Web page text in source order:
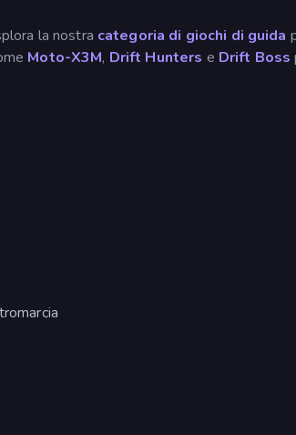
la nostra categoria di giochi di guida
Moto-X3M, Drift Hunters e Drift Boss